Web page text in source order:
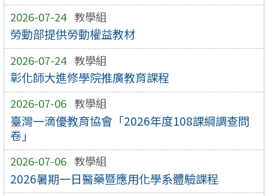
2026-07-24 教學組
勞動部提供勞動權益教材
2026-07-24 教學組
彰化師大進修學院推廣教育課程
2026-07-06 教學組
臺灣一滴優教育協會「2026年度108課綱調查問
卷」
2026-07-06 教學組
2026暑期一日醫藥暨應用化學系體驗課程